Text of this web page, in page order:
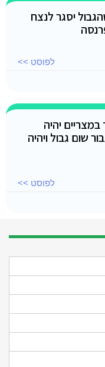
יסגר לנצח
לפוסט >>
יהיה
שום גבול ויהיה
לפוסט >>